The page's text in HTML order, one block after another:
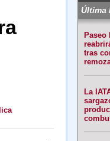
Última
Paseo
tras
La